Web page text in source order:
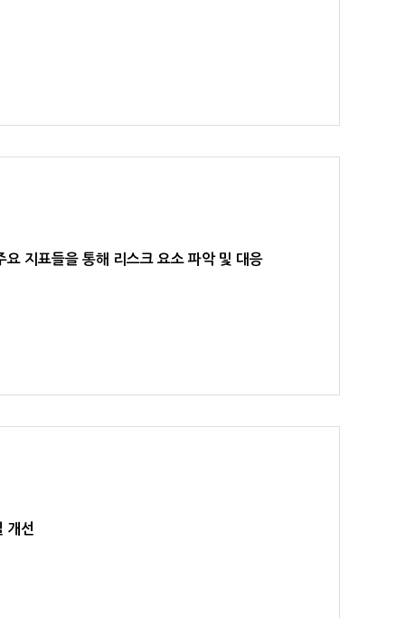
지표들을 통해 리스크 요소 파악 및 대응
개선